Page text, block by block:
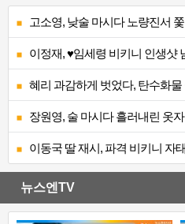
고소영, 낮술 마시다 노량진서
이정재, ♥임세령 비키니 인생
혜리 과감하게 벗었다, 탄수화물
장원영, 술 마시다 흘러내린 옷
이동국 딸 재시, 파격 비키니 자
뉴스엔TV